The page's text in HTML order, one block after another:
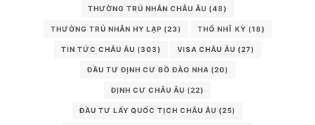
THƯỜNG TRÚ NHÂN CHÂU ÂU (48)
THƯỜNG TRÚ NHÂN HY LẠP (23) THỔ NHĨ KỲ (18)
TIN TỨC CHÂU ÂU (303) VISA CHÂU ÂU (27)
ĐẦU TƯ ĐỊNH CƯ BỒ ĐÀO NHA (20)
ĐỊNH CƯ CHÂU ÂU (22)
ĐẦU TƯ LẤY QUỐC TỊCH CHÂU ÂU (25)